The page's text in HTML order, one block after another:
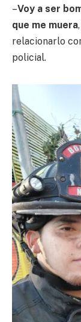
–Voy a ser
que me muera
relacionarlo
policial.